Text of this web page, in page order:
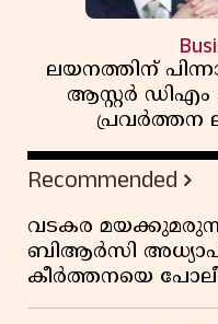
ലയനത്തിന്
ആസ്റ്റർ ഡിഎം
പ്രവർത്തന
വരുമാനത്തിലും
കുതിപ്പ്
Recommended
വടകര
ബിആർസി
കീർത്തനയെ
വിട്ടു